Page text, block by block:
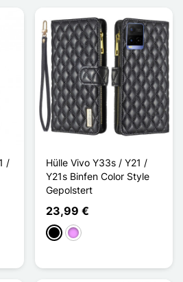
/
Hülle Vivo Y33s / Y21 /
Y21s Binfen Color Style
Gepolstert
23,99 €
SchwarzHellviolett